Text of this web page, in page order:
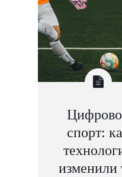
спорт:
изменили